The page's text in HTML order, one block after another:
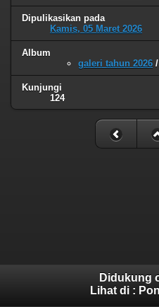
Dipulikasikan pada
Kamis, 05 Maret 2026
Album
galeri tahun 2026 /
Kunjungi
124
Didukung
Lihat di :